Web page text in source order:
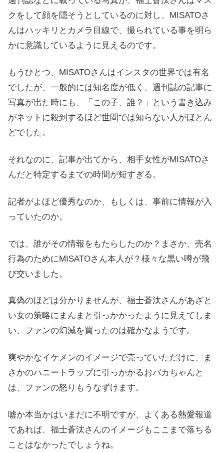
クをして顔を隠そうとしているのに対し、MISATOさ
んはハッキリとカメラ目線で、撮られている事を明ら
かに意識しているように見えるのです。
もうひとつ、MISATOさんはインスタの世界では有名
でしたが、一般的には知名度が低く、週刊誌の記事に
写真が出た時にも、「この子、誰？」という書き込み
がネットに殺到するほど世間では知らない人がほとん
どでした。
それなのに、記事が出てから、相手女性がMISATOさ
んだと特定するまでの時間が短すぎる。
記者がよほど優秀なのか、もしくは、事前に情報が入
っていたのか。
では、誰がその情報をもたらしたのか？まさか、売名
行為のためにMISATOさん本人が？様々な黒い噂が飛
び交いました。
真偽のほどは分かりませんが、福士蒼汰さんがあざと
い女の策略にまんまと引っかかったように見えてしま
い、ファンの幻滅を買ったのは確かなようです。
爽やかなイケメンのイメージで売っていただけに、ま
さかのハニートラップに引っかかるおバカちゃんと
は、ファンの怒りもうなずけます。
嘘か本当かはいまだに不明ですが、よくある熱愛報道
であれば、福士蒼汰さんのイメージもここまで落ちる
ことはなかったでしょうね。